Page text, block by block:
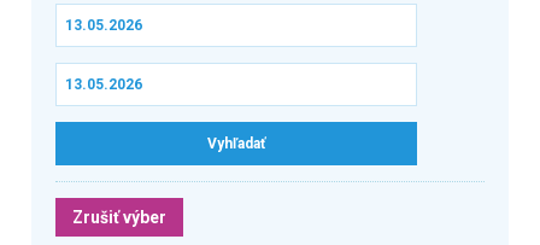
Zrušiť výber